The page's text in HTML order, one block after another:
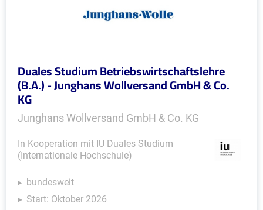
Duales Studium Betriebswirtschaftslehre
(B.A.) - Junghans Wollversand GmbH & Co.
KG
Junghans Wollversand GmbH & Co. KG
In Kooperation mit IU Duales Studium
(Internationale Hochschule)
bundesweit
Start: Oktober 2026